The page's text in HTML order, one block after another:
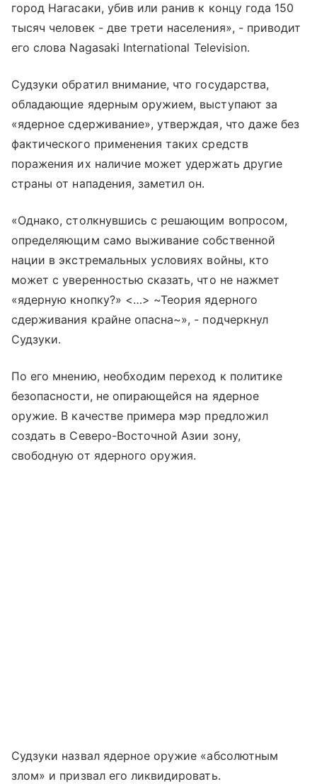
город Нагасаки, убив или ранив к концу года 150
тысяч человек - две трети населения», - приводит
его слова Nagasaki International Television.
Судзуки обратил внимание, что государства,
обладающие ядерным оружием, выступают за
«ядерное сдерживание», утверждая, что даже без
фактического применения таких средств
поражения их наличие может удержать другие
страны от нападения, заметил он.
«Однако, столкнувшись с решающим вопросом,
определяющим само выживание собственной
нации в экстремальных условиях войны, кто
может с уверенностью сказать, что не нажмет
«ядерную кнопку?» <…> ~Теория ядерного
сдерживания крайне опасна~», - подчеркнул
Судзуки.
По его мнению, необходим переход к политике
безопасности, не опирающейся на ядерное
оружие. В качестве примера мэр предложил
создать в Северо-Восточной Азии зону,
свободную от ядерного оружия.
Судзуки назвал ядерное оружие «абсолютным
злом» и призвал его ликвидировать.